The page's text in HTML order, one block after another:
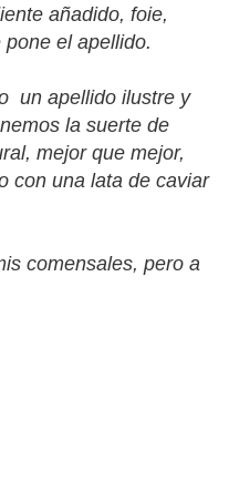
añadido, foie,
el apellido.
un apellido ilustre y
la suerte de
mejor que mejor,
con una lata de caviar
comensales, pero a